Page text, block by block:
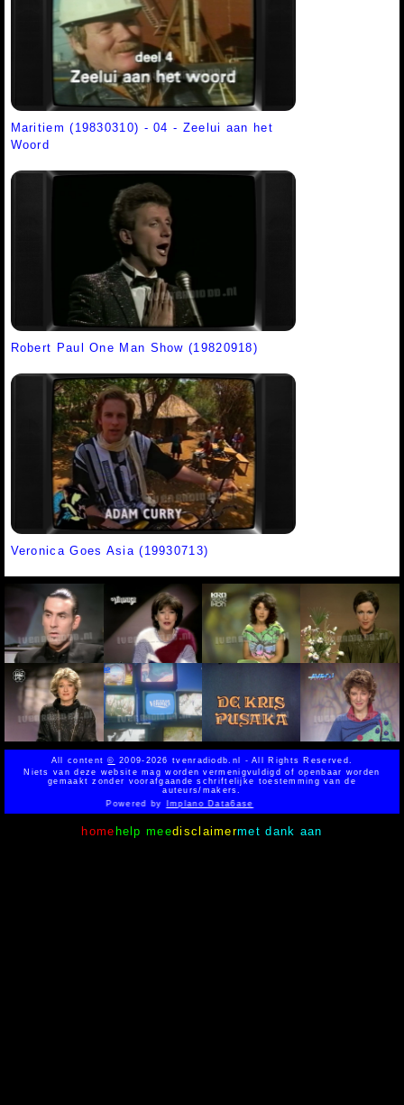
Maritiem (19830310) - 04 - Zeelui aan het
Woord
Robert Paul One Man Show (19820918)
Veronica Goes Asia (19930713)
All content© 2009-2026 tvenradiodb.nl - All Rights Reserved.
Niets van deze website mag worden vermenigvuldigd of openbaar worden
gemaakt zonder voorafgaande schriftelijke toestemming van de
auteurs/makers.
Powered by Implano Data6ase
home help meedisclaimermet dank aan